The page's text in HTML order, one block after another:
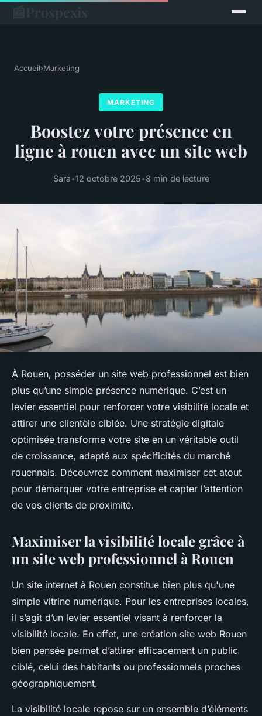
Accueil›Marketing
MARKETING
Boostez votre présence en
ligne à rouen avec un site web
Sara•12 octobre 2025•8 min de lecture
À Rouen, posséder un site web professionnel est bien
plus qu’une simple présence numérique. C’est un
levier essentiel pour renforcer votre visibilité locale et
attirer une clientèle ciblée. Une stratégie digitale
optimisée transforme votre site en un véritable outil
de croissance, adapté aux spécificités du marché
rouennais. Découvrez comment maximiser cet atout
pour démarquer votre entreprise et capter l’attention
de vos clients de proximité.
Maximiser la visibilité locale grâce à
un site web professionnel à Rouen
Un site internet à Rouen constitue bien plus qu'une
simple vitrine numérique. Pour les entreprises locales,
il s’agit d’un levier essentiel visant à renforcer la
visibilité locale. En effet, une création site web Rouen
bien pensée permet d’attirer efficacement un public
ciblé, celui des habitants ou professionnels proches
géographiquement.
La visibilité locale repose sur un ensemble d’éléments